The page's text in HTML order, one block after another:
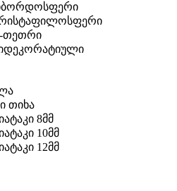
ბორდოსფერი
სტაფილოსფერი
თეთრი
დეკორატიული
თიხა
8მმ
10მმ
12მმ